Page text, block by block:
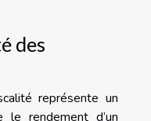
des
représente un
le rendement d’un